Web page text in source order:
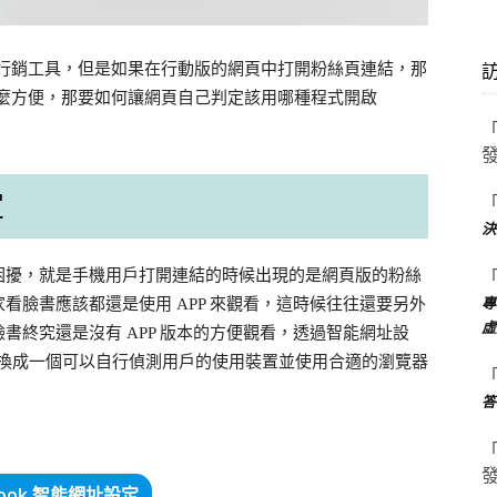
銷工具，但是如果在行動版的網頁中打開粉絲頁連結，那
方便，那要如何讓網頁自己判定該用哪種程式開啟
，就是手機用戶打開連結的時候出現的是網頁版的粉絲
臉書應該都還是使用 APP 來觀看，這時候往往還要另外
終究還是沒有 APP 版本的方便觀看，透過智能網址設
成一個可以自行偵測用戶的使用裝置並使用合適的瀏覽器
答